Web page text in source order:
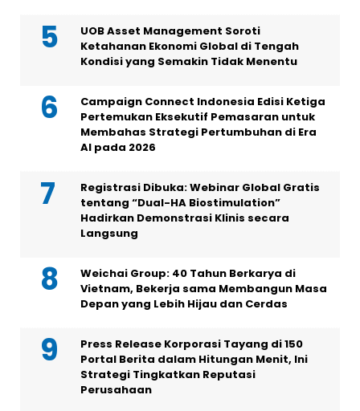
UOB Asset Management Soroti
Ketahanan Ekonomi Global di Tengah
Kondisi yang Semakin Tidak Menentu
Campaign Connect Indonesia Edisi Ketiga
Pertemukan Eksekutif Pemasaran untuk
Membahas Strategi Pertumbuhan di Era
AI pada 2026
Registrasi Dibuka: Webinar Global Gratis
tentang “Dual-HA Biostimulation”
Hadirkan Demonstrasi Klinis secara
Langsung
Weichai Group: 40 Tahun Berkarya di
Vietnam, Bekerja sama Membangun Masa
Depan yang Lebih Hijau dan Cerdas
Press Release Korporasi Tayang di 150
Portal Berita dalam Hitungan Menit, Ini
Strategi Tingkatkan Reputasi
Perusahaan